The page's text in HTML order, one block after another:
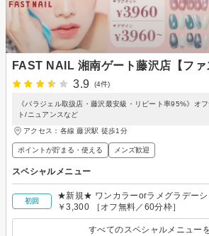
FAST NAIL 湘南ゲート藤沢店【ファ
3.9
(4件)
《パラジェル取扱店・藤沢最安級・リピート率95%》オ
ト/ニュアンスなど
アクセス：各線 藤沢駅 徒歩1分
ポイントが貯まる・使える メンズ歓迎
スペシャルメニュー
初回
★新規★ ワンカラーorラメグラデーシ
￥3,300 ［オフ無料／60分枠］
すべてのスペシャルメニュー